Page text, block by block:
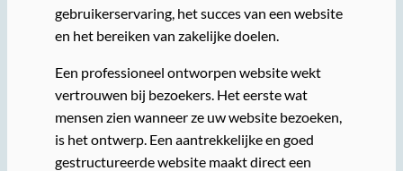
gebruikerservaring, het succes van een website
en het bereiken van zakelijke doelen.
Een professioneel ontworpen website wekt
vertrouwen bij bezoekers. Het eerste wat
mensen zien wanneer ze uw website bezoeken,
is het ontwerp. Een aantrekkelijke en goed
gestructureerde website maakt direct een